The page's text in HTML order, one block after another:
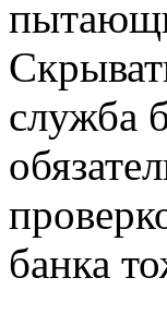
служба
банка